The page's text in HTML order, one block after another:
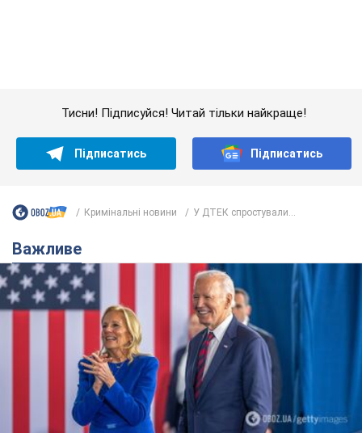
Дружина тяжкохворого Джо Байдена назвала
перший симптом, який сигналізував про його
"агресивний" рак
Спершу лікарі не надали цьому належної уваги
14,7 т.
Відпустка Лесі Нікітюк у Карпатах
обернулася скандалом: чому ведучу
несправедливо захейтили